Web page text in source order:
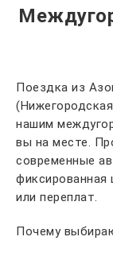
Поездка из
нашим
вы на месте.
современные
фиксированная
или переплат.
Почему